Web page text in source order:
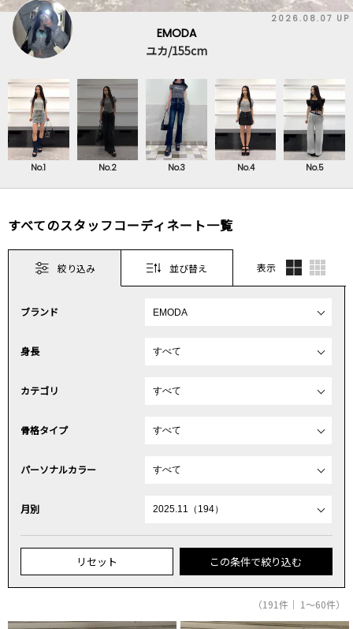
2026.08.07 UP
EMODA
ユカ/155cm
No.1 No.2 No.3 No.4 No.5
すべてのスタッフコーディネート一覧
絞り込み 並び替え 表示
ブランド
身長
カテゴリ
骨格タイプ
パーソナルカラー
月別
リセット この条件で絞り込む
（191件｜ 1～60件）